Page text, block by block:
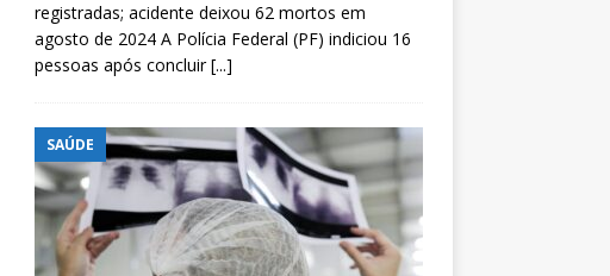
registradas; acidente deixou 62 mortos em
agosto de 2024 A Polícia Federal (PF) indiciou 16
pessoas após concluir[...]
SAÚDE